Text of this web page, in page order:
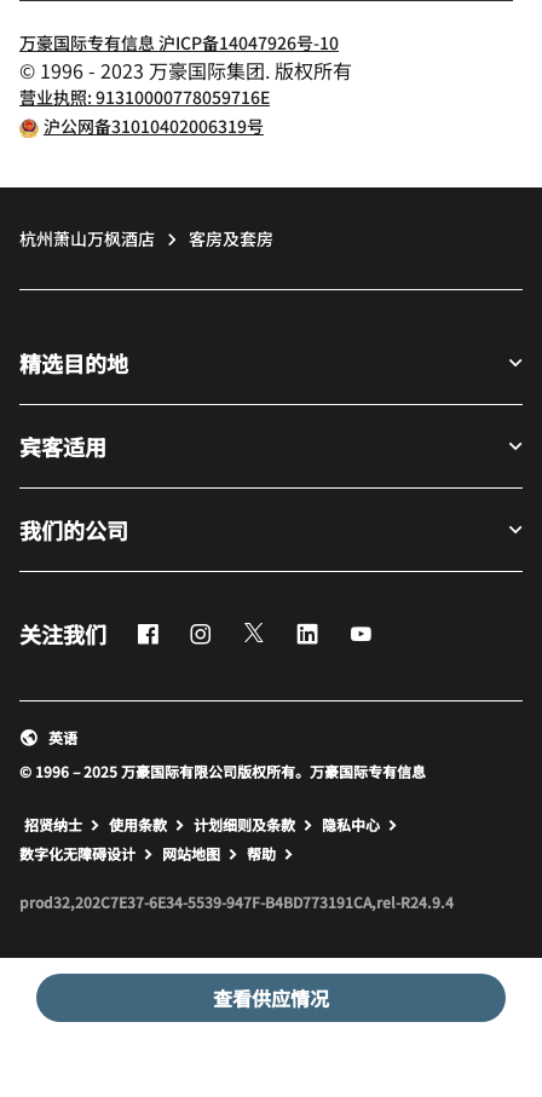
查看供应情况
万豪国际专有信息 沪ICP备14047926号-10
© 1996 - 2023 万豪国际集团. 版权所有
营业执照: 91310000778059716E
沪公网备31010402006319号
杭州萧山万枫酒店 客房及套房
精选目的地
宾客适用
我们的公司
关注我们 FacebookInstagram
Twitter LinkedIn
© 1996 – 2025 万豪国际有限公司版权所有。万豪国际专有信息
英语
招贤纳士 使用条款 计划细则及条款
隐私中心
数字化无障碍设计
网站地图 打开新窗口
帮助
prod32,202C7E37-6E34-5539-947F-B4BD773191CA,rel-R24.9.4